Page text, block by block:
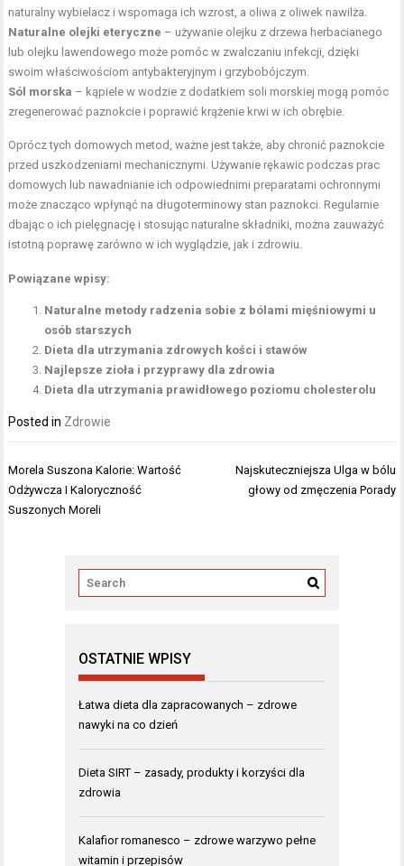
naturalny wybielacz i wspomaga ich wzrost, a oliwa z oliwek nawilża.
Naturalne olejki eteryczne – używanie olejku z drzewa herbacianego
lub olejku lawendowego może pomóc w zwalczaniu infekcji, dzięki
swoim właściwościom antybakteryjnym i grzybobójczym.
Sól morska – kąpiele w wodzie z dodatkiem soli morskiej mogą pomóc
zregenerować paznokcie i poprawić krążenie krwi w ich obrębie.
Oprócz tych domowych metod, ważne jest także, aby chronić paznokcie
przed uszkodzeniami mechanicznymi. Używanie rękawic podczas prac
domowych lub nawadnianie ich odpowiednimi preparatami ochronnymi
może znacząco wpłynąć na długoterminowy stan paznokci. Regularnie
dbając o ich pielęgnację i stosując naturalne składniki, można zauważyć
istotną poprawę zarówno w ich wyglądzie, jak i zdrowiu.
Powiązane wpisy:
Naturalne metody radzenia sobie z bólami mięśniowymi u
osób starszych
Dieta dla utrzymania zdrowych kości i stawów
Najlepsze zioła i przyprawy dla zdrowia
Dieta dla utrzymania prawidłowego poziomu cholesterolu
Posted in Zdrowie
Nawigacja
wpisu
Morela Suszona Kalorie: Wartość
Odżywcza I Kaloryczność
Suszonych Moreli
Najskuteczniejsza Ulga w bólu
głowy od zmęczenia Porady
OSTATNIE WPISY
Łatwa dieta dla zapracowanych – zdrowe
nawyki na co dzień
Dieta SIRT – zasady, produkty i korzyści dla
zdrowia
Kalafior romanesco – zdrowe warzywo pełne
witamin i przepisów